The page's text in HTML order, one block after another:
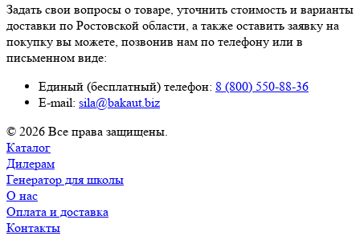
Задать свои вопросы о товаре, уточнить стоимость и варианты
доставки по Ростовской области, а также оставить заявку на
покупку вы можете, позвонив нам по телефону или в
письменном виде:
Единый (бесплатный) телефон: 8 (800) 550-88-36
E-mail: sila@bakaut.biz
© 2026 Все права защищены.
Каталог
Дилерам
Генератор для школы
О нас
Оплата и доставка
Контакты